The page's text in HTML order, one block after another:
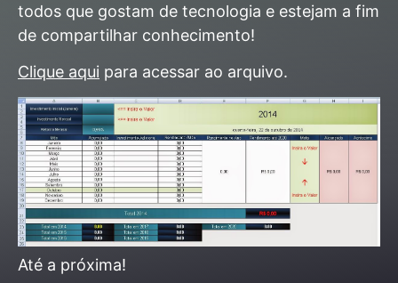
todos que gostam de tecnologia e estejam a fim
de compartilhar conhecimento!
Clique aqui para acessar ao arquivo.
Até a próxima!